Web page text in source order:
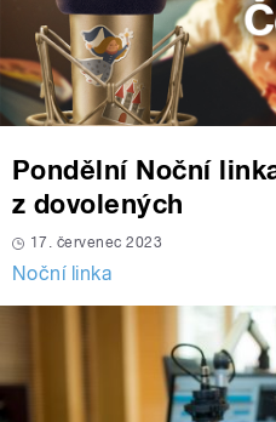
Pondělní Noční
z dovolených
17. červenec 2023
Noční linka